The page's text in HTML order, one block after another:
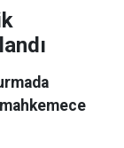
mahkemece